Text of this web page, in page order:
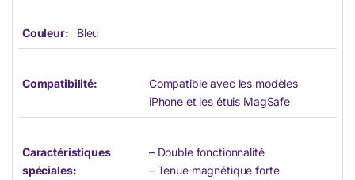
Couleur: Bleu
Compatibilité:
Compatible avec les modèles
iPhone et les étuis MagSafe
Caractéristiques
spéciales:
– Double fonctionnalité
– Tenue magnétique forte